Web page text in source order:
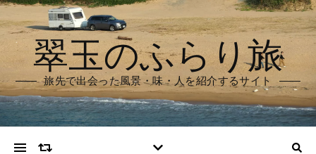
翠玉のふらり旅
旅先で出会った風景・味・人を紹介するサイト